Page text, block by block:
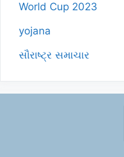
World Cup 2023
yojana
સૌરાષ્ટ્ર સમાચાર